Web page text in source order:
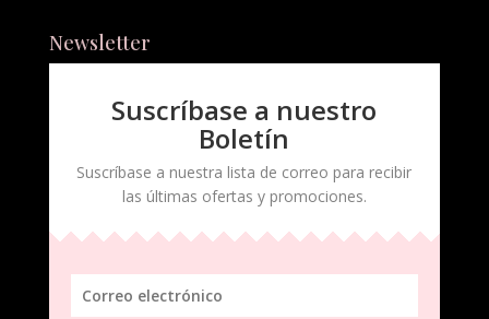
Newsletter
Suscríbase a nuestro
Boletín
Suscríbase a nuestra lista de correo para recibir
las últimas ofertas y promociones.